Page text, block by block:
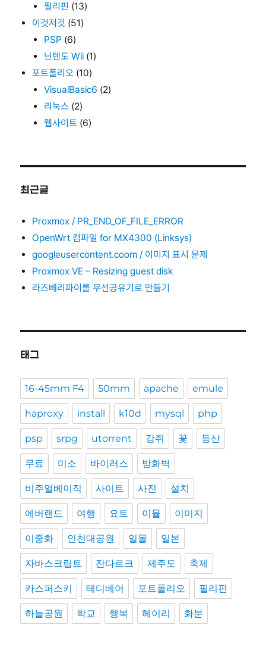
필리핀 (13)
이것저것 (51)
PSP (6)
닌텐도 Wii (1)
포트폴리오 (10)
VisualBasic6 (2)
리눅스 (2)
웹사이트 (6)
최근글
Proxmox / PR_END_OF_FILE_ERROR
OpenWrt 컴파일 for MX4300 (Linksys)
googleusercontent.coom / 이미지 표시 문제
Proxmox VE – Resizing guest disk
라즈베리파이를 무선공유기로 만들기
태그
16-45mm F4 50mm apache emule
haproxy install k10d mysql php
psp srpg utorrent 강쥐 꽃 등산
무료 미소 바이러스 방화벽
비주얼베이직 사이트 사진 설치
에버랜드 여행 요트 이뮬 이미지
이중화 인천대공원 일몰 일본
자바스크립트 잔다르크 제주도 축제
카스퍼스키 테디베어 포트폴리오 필리핀
하늘공원 학교 행복 헤이리 화분